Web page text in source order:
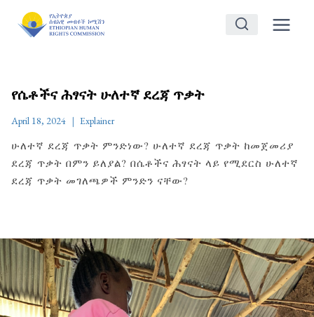
የሴቶችና ሕፃናት ሁለተኛ ደረጃ ጥቃት
April 18, 2024 Explainer
ሁለተኛ ደረጃ ጥቃት ምንድነው? ሁለተኛ ደረጃ ጥቃት ከመጀመሪያ
ደረጃ ጥቃት በምን ይለያል? በሴቶችና ሕፃናት ላይ የሚደርስ ሁለተኛ
ደረጃ ጥቃት መገለጫዎች ምንድን ናቸው?